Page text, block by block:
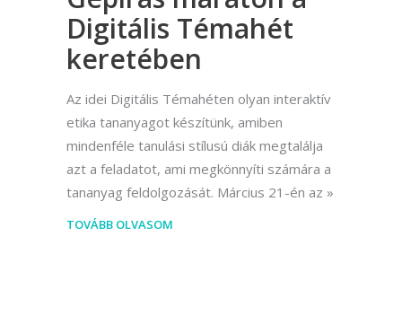
Digitális Témahét
keretében
Az idei Digitális Témahéten olyan interaktív
etika tananyagot készítünk, amiben
mindenféle tanulási stílusú diák megtalálja
azt a feladatot, ami megkönnyíti számára a
tananyag feldolgozását. Március 21-én az
TOVÁBB OLVASOM